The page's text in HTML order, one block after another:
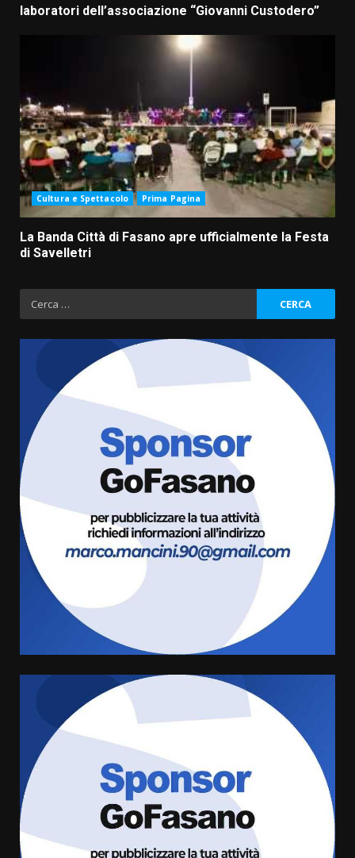
laboratori dell’associazione “Giovanni Custodero”
Cultura e Spettacolo Prima Pagina
La Banda Città di Fasano apre ufficialmente la Festa
di Savelletri
Ricerca
per:
La Banda Città di Fasano apre
ufficialmente la Festa di
8 Agosto 2026 11:00
Savelletri in festa, domani sera
grande spettacolo con Uccio De
Santis
Sostenibile: premiati gli studenti
universitari del bando “La strada
giusta”
8 Agosto 2026 07:15
“I Contestatori: Musica di
Rivoluzione”: nuovo
appuntamento con “Fasano in
Banda”
7 Agosto 2026 06:05